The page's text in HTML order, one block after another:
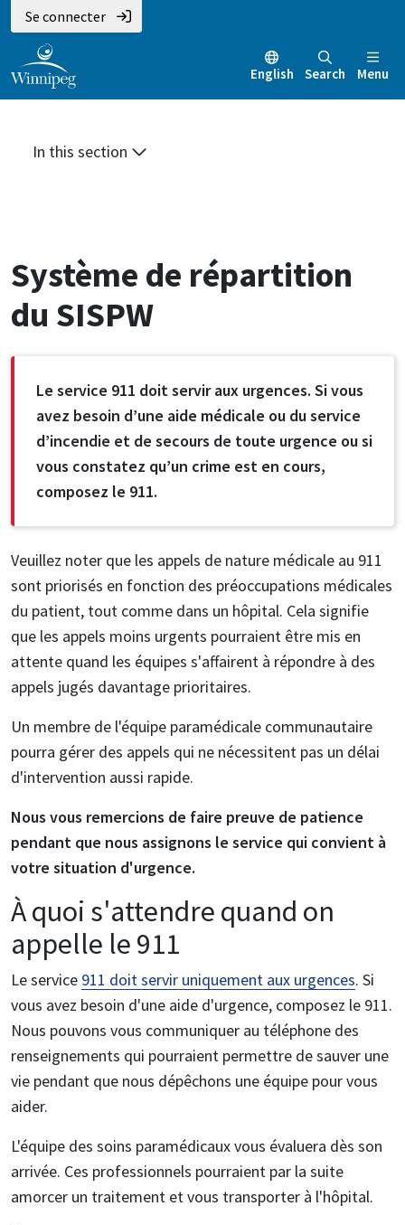
Aller
au
contenu
principal
Skip
to
main
menu
Skip
to
footer
Se connecter
English Search Menu
In this section
Système de répartition
du SISPW
Le service 911 doit servir aux urgences. Si vous
avez besoin d’une aide médicale ou du service
d’incendie et de secours de toute urgence ou si
vous constatez qu’un crime est en cours,
composez le 911.
Veuillez noter que les appels de nature médicale au 911
sont priorisés en fonction des préoccupations médicales
du patient, tout comme dans un hôpital. Cela signifie
que les appels moins urgents pourraient être mis en
attente quand les équipes s'affairent à répondre à des
appels jugés davantage prioritaires.
Un membre de l'équipe paramédicale communautaire
pourra gérer des appels qui ne nécessitent pas un délai
d'intervention aussi rapide.
Nous vous remercions de faire preuve de patience
pendant que nous assignons le service qui convient à
votre situation d'urgence.
À quoi s'attendre quand on
appelle le 911
Le service 911 doit servir uniquement aux urgences. Si
vous avez besoin d'une aide d'urgence, composez le 911.
Nous pouvons vous communiquer au téléphone des
renseignements qui pourraient permettre de sauver une
vie pendant que nous dépêchons une équipe pour vous
aider.
L'équipe des soins paramédicaux vous évaluera dès son
arrivée. Ces professionnels pourraient par la suite
amorcer un traitement et vous transporter à l'hôpital.